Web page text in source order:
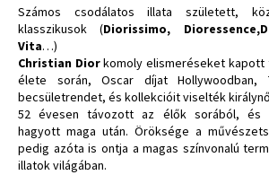
Számos csodálatos illata született,
klasszikusok (Diorissimo,
Vita…)
Christian Diorkomoly elismeréseket kapott
élete során, Oscar díjat Hollywoodban,
becsületrendet, és kollekcióit viselték
52 évesen távozott az élők sorából, és
hagyott maga után. Öröksége a
pedig azóta is ontja a magas színvonalú
illatok világában.